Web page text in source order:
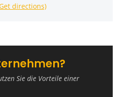
directions)
Sie die Vorteile einer